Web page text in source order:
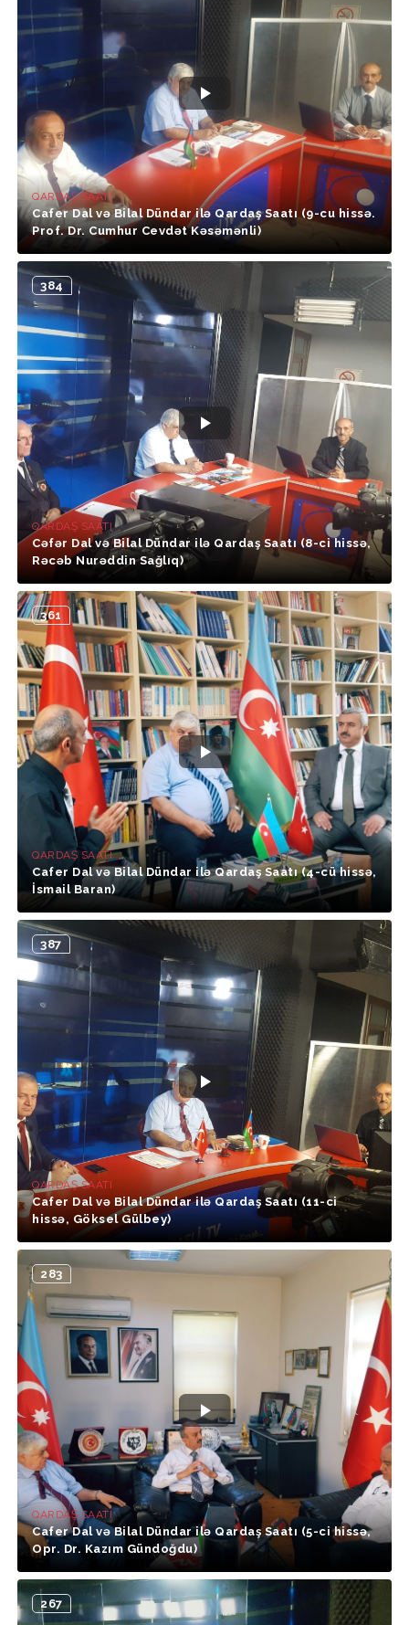
QARDAŞ SAATI
Cafer Dal və Bilal Dündar ilə Qardaş Saatı (9-cu hissə.
Prof. Dr. Cumhur Cevdət Kəsəmənli)
384
QARDAŞ SAATI
Cəfər Dal və Bilal Dündar ilə Qardaş Saatı (8-ci hissə,
Rəcəb Nurəddin Sağlıq)
361
QARDAŞ SAATI
Cafer Dal və Bilal Dündar ilə Qardaş Saatı (4-cü hissə,
İsmail Baran)
387
QARDAŞ SAATI
Cafer Dal və Bilal Dündar ilə Qardaş Saatı (11-ci
hissə, Göksel Gülbey)
283
QARDAŞ SAATI
Cafer Dal və Bilal Dündar ilə Qardaş Saatı (5-ci hissə,
Opr. Dr. Kazım Gündoğdu)
267